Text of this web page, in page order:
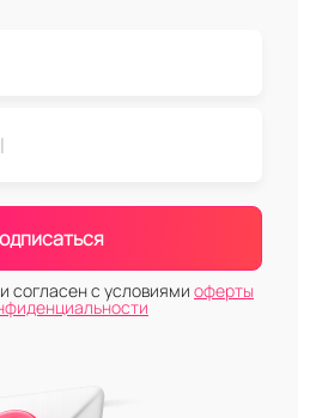
согласен с условиями оферты